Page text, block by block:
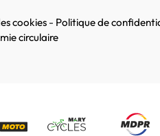
cookies - Politique de
circulaire